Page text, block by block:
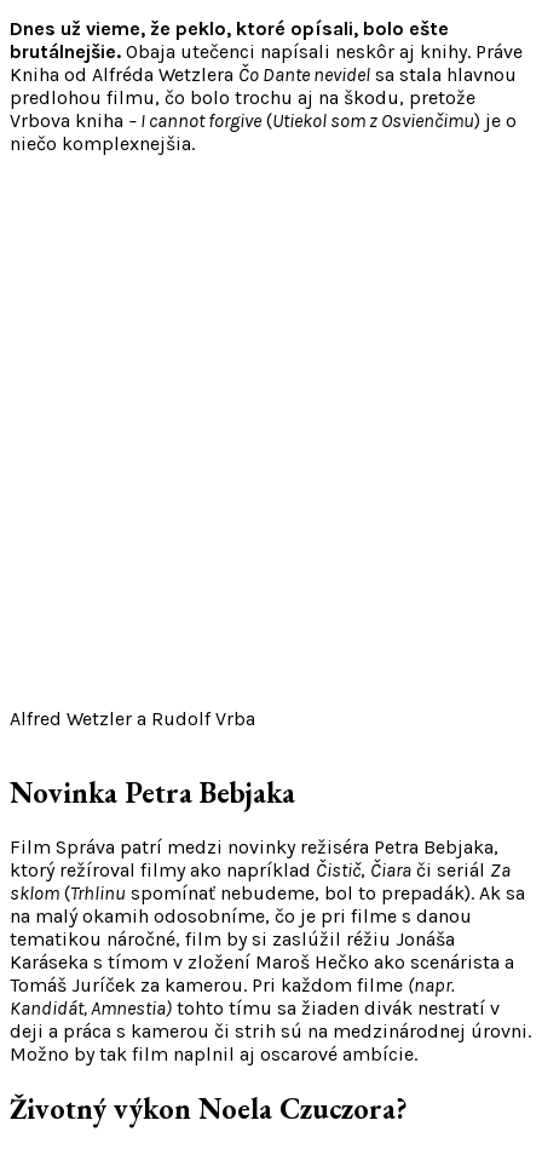
Dnes už vieme, že peklo, ktoré opísali, bolo ešte
brutálnejšie. Obaja utečenci napísali neskôr aj knihy. Práve
Kniha od Alfréda Wetzlera Čo Dante nevidel sa stala hlavnou
predlohou filmu, čo bolo trochu aj na škodu, pretože
Vrbova kniha – I cannot forgive (Utiekol som z Osvienčimu) je o
niečo komplexnejšia.
Alfred Wetzler a Rudolf Vrba
Novinka Petra Bebjaka
Film Správa patrí medzi novinky režiséra Petra Bebjaka,
ktorý režíroval filmy ako napríklad Čistič, Čiara či seriál Za
sklom (Trhlinu spomínať nebudeme, bol to prepadák). Ak sa
na malý okamih odosobníme, čo je pri filme s danou
tematikou náročné, film by si zaslúžil réžiu Jonáša
Karáseka s tímom v zložení Maroš Hečko ako scenárista a
Tomáš Juríček za kamerou. Pri každom filme (napr.
Kandidát, Amnestia) tohto tímu sa žiaden divák nestratí v
deji a práca s kamerou či strih sú na medzinárodnej úrovni.
Možno by tak film naplnil aj oscarové ambície.
Životný výkon Noela Czuczora?